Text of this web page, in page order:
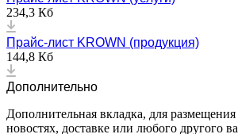
234,3 Кб
Прайс-лист KROWN (продукция)
144,8 Кб
Дополнительно
Дополнительная вкладка, для
новостях, доставке или любого другого